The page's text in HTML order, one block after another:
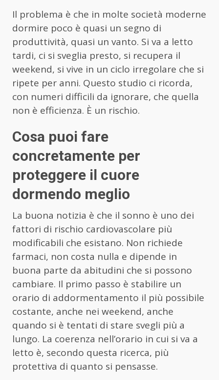
Il problema è che in molte società moderne
dormire poco è quasi un segno di
produttività, quasi un vanto. Si va a letto
tardi, ci si sveglia presto, si recupera il
weekend, si vive in un ciclo irregolare che si
ripete per anni. Questo studio ci ricorda,
con numeri difficili da ignorare, che quella
non è efficienza. È un rischio.
Cosa puoi fare
concretamente per
proteggere il cuore
dormendo meglio
La buona notizia è che il sonno è uno dei
fattori di rischio cardiovascolare più
modificabili che esistano. Non richiede
farmaci, non costa nulla e dipende in
buona parte da abitudini che si possono
cambiare. Il primo passo è stabilire un
orario di addormentamento il più possibile
costante, anche nei weekend, anche
quando si è tentati di stare svegli più a
lungo. La coerenza nell’orario in cui si va a
letto è, secondo questa ricerca, più
protettiva di quanto si pensasse.